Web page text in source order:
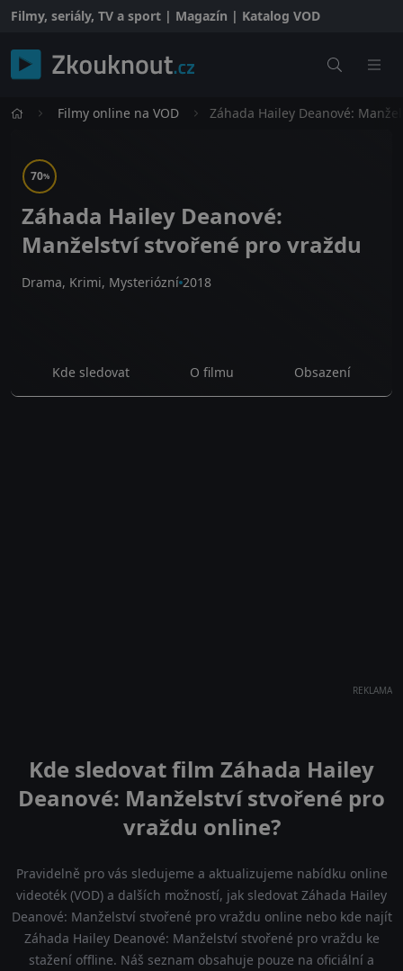
Filmy, seriály, TV a sport | Magazín | Katalog VOD
Filmy online na VOD Záhada Hailey Deanové:
70%
Záhada Hailey Deanové:
Manželství stvořené pro vraždu
Drama, Krimi, Mysteriózní 2018
Kde sledovat O filmu Obsazení
REKLAMA
Kde sledovat film Záhada Hailey
Deanové: Manželství stvořené pro
vraždu online?
Pravidelně pro vás sledujeme a aktualizujeme nabídku online
videoték (VOD) a dalších možností, jak sledovat Záhada Hailey
Deanové: Manželství stvořené pro vraždu online nebo kde najít
Záhada Hailey Deanové: Manželství stvořené pro vraždu ke
stažení offline. Náš seznam obsahuje pouze na oficiální a